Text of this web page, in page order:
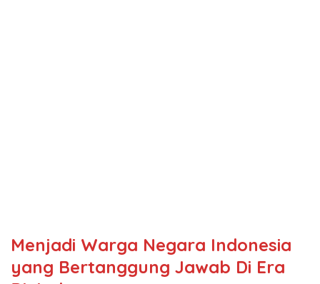
Menjadi Warga Negara Indonesia
yang Bertanggung Jawab Di Era